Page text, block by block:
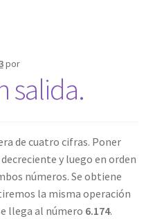
por
salida.
de cuatro cifras. Poner
y luego en orden
números. Se obtiene
la misma operación
llega al número 6.174.